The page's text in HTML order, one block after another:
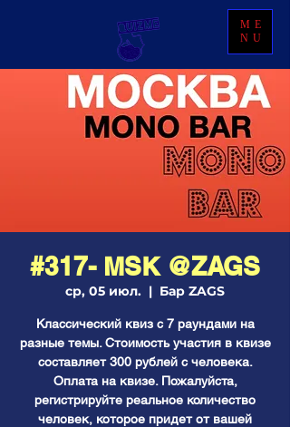
ME
NU
#317- МSК @ZAGS
ср, 05 июл.
  |
Бар ZAGS
Классический квиз с 7 раундами на
разные темы. Стоимость участия в квизе
составляет 300 рублей с человека.
Оплата на квизе. Пожалуйста,
регистрируйте реальное количество
человек, которое придет от вашей